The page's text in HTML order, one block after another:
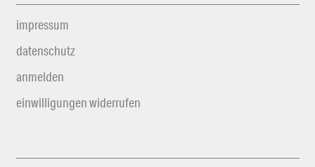
impressum
datenschutz
anmelden
einwilligungen widerrufen